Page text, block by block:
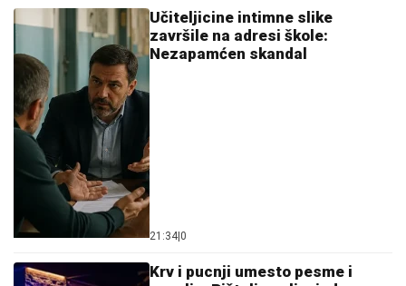
KOMENTARI (0)
Crna hronika
bahate vozače: Jedan potez za